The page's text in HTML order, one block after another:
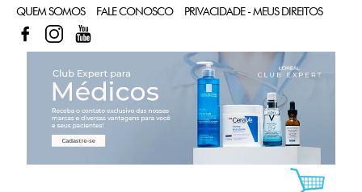
QUEM SOMOS FALE CONOSCO PRIVACIDADE - MEUS DIREITOS
FACEBOOKINSTAGRAM